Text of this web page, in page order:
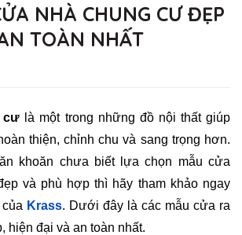
NHÀ CHUNG CƯ ĐẸP
TOÀN NHẤT
cư là một trong những đồ nội thất giúp
thiện, chỉnh chu và sang trọng hơn.
khoăn chưa biết lựa chọn mẫu cửa
và phù hợp thì hãy tham khảo ngay
Krass. Dưới đây là các mẫu cửa ra
hiện đại và an toàn nhất.